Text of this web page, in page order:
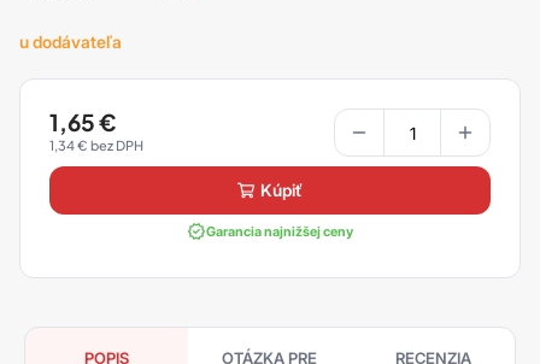
u dodávateľa
1,65€
1,34€
kúpiť
Garancia najnižšej ceny
POPIS
OTÁZKA PRE
RECENZIA